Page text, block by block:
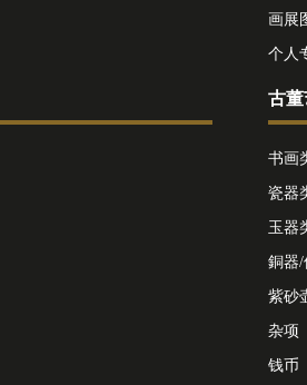
画展
个人
古
书画
瓷器
玉器
銅器/
紫砂
杂项
钱币